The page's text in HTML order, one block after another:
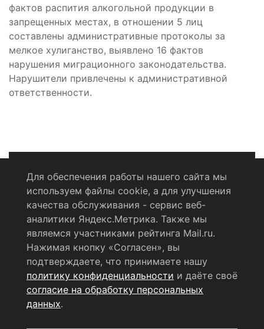
фактов распития алкогольной продукции в
запрещенных местах, в отношении 5 лиц
составлены административные протоколы за
мелкое хулиганство, выявлено 16 фактов
нарушения миграционного законодательства.
Нарушители привлечены к административной
ответственности.
Политика конфиденциальности
Согласие на обработку персональных данных
RSS-лента
© 2004 - 2026 Сетевое издание Щёлковское ТВ.
Свидетельство о регистрации СМИ
ЭЛ № ФС 77 - 79754 от 07.12.2020 г.
Для обеспечения работы нашего сайта мы
используем файлы cookie, а для улучшения
качества обслуживания - сервис веб-
аналитики Яндекс.Метрика. Также мы
являемся участниками рейтинга Mail.ru.
Нажимая кнопку «Согласен», вы
подтверждаете, что принимаете нашу
политику конфиденциальности и даёте своё
согласие на обработку персональных
данных.